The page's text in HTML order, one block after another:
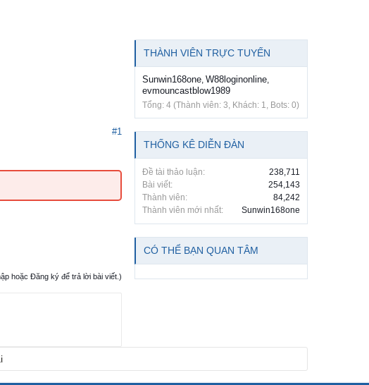
#1
hoặc Đăng ký để trả lời bài viết.)
THÀNH VIÊN TRỰC TUYẾN
Sunwin168one, W88loginonline,
evmouncastblow1989
Tổng: 4 (Thành viên: 3, Khách: 1, Bots: 0)
THỐNG KÊ DIỄN ĐÀN
Đề tài thảo luận:
238,711
Bài viết:
254,143
Thành viên:
84,242
Thành viên mới nhất:
Sunwin168one
CÓ THỂ BẠN QUAN TÂM